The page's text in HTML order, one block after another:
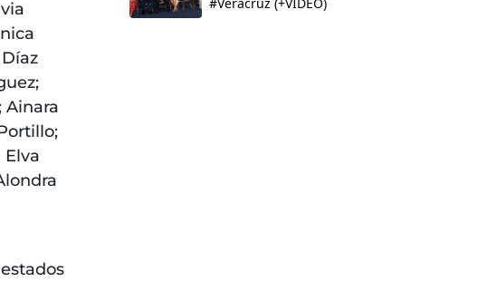
Ainara
Elva
#Veracruz (+VIDEO)